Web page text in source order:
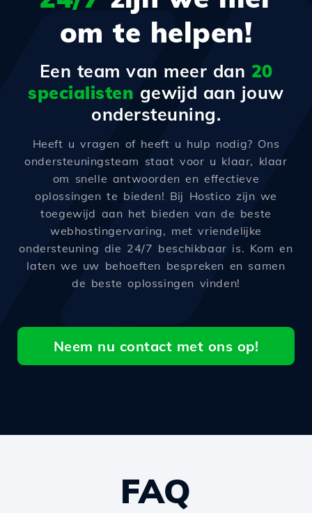
om te helpen!
Een team van meer dan 20
specialisten gewijd aan jouw
ondersteuning.
Heeft u vragen of heeft u hulp nodig? Ons
ondersteuningsteam staat voor u klaar, klaar
om snelle antwoorden en effectieve
oplossingen te bieden! Bij Hostico zijn we
toegewijd aan het bieden van de beste
webhostingervaring, met vriendelijke
ondersteuning die 24/7 beschikbaar is. Kom en
laten we uw behoeften bespreken en samen
de beste oplossingen vinden!
Neem nu contact met ons op!
FAQ